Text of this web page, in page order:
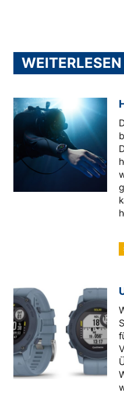
WEITERLESEN